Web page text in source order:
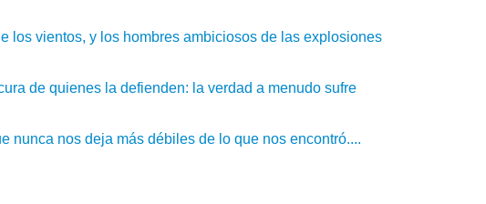
los vientos, y los hombres ambiciosos de las explosiones
de quienes la defienden: la verdad a menudo sufre
nunca nos deja más débiles de lo que nos encontró....